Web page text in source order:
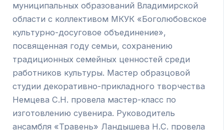
муниципальных образований Владимирской
области с коллективом МКУК «Боголюбовское
культурно-досуговое объединение»,
посвященная году семьи, сохранению
традиционных семейных ценностей среди
работников культуры. Мастер образцовой
студии декоративно-прикладного творчества
Немцева С.Н. провела мастер-класс по
изготовлению сувенира. Руководитель
ансамбля «Травень» Ландышева Н.С. провела